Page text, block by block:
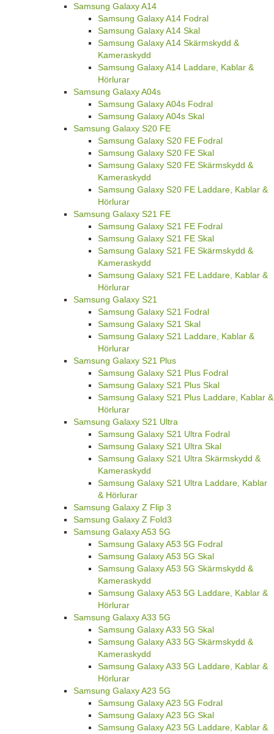
Samsung Galaxy A14
Samsung Galaxy A14 Fodral
Samsung Galaxy A14 Skal
Samsung Galaxy A14 Skärmskydd &
Kameraskydd
Samsung Galaxy A14 Laddare, Kablar &
Hörlurar
Samsung Galaxy A04s
Samsung Galaxy A04s Fodral
Samsung Galaxy A04s Skal
Samsung Galaxy S20 FE
Samsung Galaxy S20 FE Fodral
Samsung Galaxy S20 FE Skal
Samsung Galaxy S20 FE Skärmskydd &
Kameraskydd
Samsung Galaxy S20 FE Laddare, Kablar &
Hörlurar
Samsung Galaxy S21 FE
Samsung Galaxy S21 FE Fodral
Samsung Galaxy S21 FE Skal
Samsung Galaxy S21 FE Skärmskydd &
Kameraskydd
Samsung Galaxy S21 FE Laddare, Kablar &
Hörlurar
Samsung Galaxy S21
Samsung Galaxy S21 Fodral
Samsung Galaxy S21 Skal
Samsung Galaxy S21 Laddare, Kablar &
Hörlurar
Samsung Galaxy S21 Plus
Samsung Galaxy S21 Plus Fodral
Samsung Galaxy S21 Plus Skal
Samsung Galaxy S21 Plus Laddare, Kablar &
Hörlurar
Samsung Galaxy S21 Ultra
Samsung Galaxy S21 Ultra Fodral
Samsung Galaxy S21 Ultra Skal
Samsung Galaxy S21 Ultra Skärmskydd &
Kameraskydd
Samsung Galaxy S21 Ultra Laddare, Kablar
& Hörlurar
Samsung Galaxy Z Flip 3
Samsung Galaxy Z Fold3
Samsung Galaxy A53 5G
Samsung Galaxy A53 5G Fodral
Samsung Galaxy A53 5G Skal
Samsung Galaxy A53 5G Skärmskydd &
Kameraskydd
Samsung Galaxy A53 5G Laddare, Kablar &
Hörlurar
Samsung Galaxy A33 5G
Samsung Galaxy A33 5G Skal
Samsung Galaxy A33 5G Skärmskydd &
Kameraskydd
Samsung Galaxy A33 5G Laddare, Kablar &
Hörlurar
Samsung Galaxy A23 5G
Samsung Galaxy A23 5G Fodral
Samsung Galaxy A23 5G Skal
Samsung Galaxy A23 5G Laddare, Kablar &